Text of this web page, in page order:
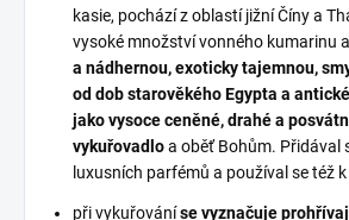
kasie, pochází z oblastí jižní Číny a
vysoké množství vonného kumarinu
a nádhernou, exoticky tajemnou,
od dob starověkého Egypta a
jako vysoce ceněné, drahé a
vykuřovadloa oběť Bohům. Přidával
luxusních parfémů a používal se též
při vykuřováníse vyznačuje